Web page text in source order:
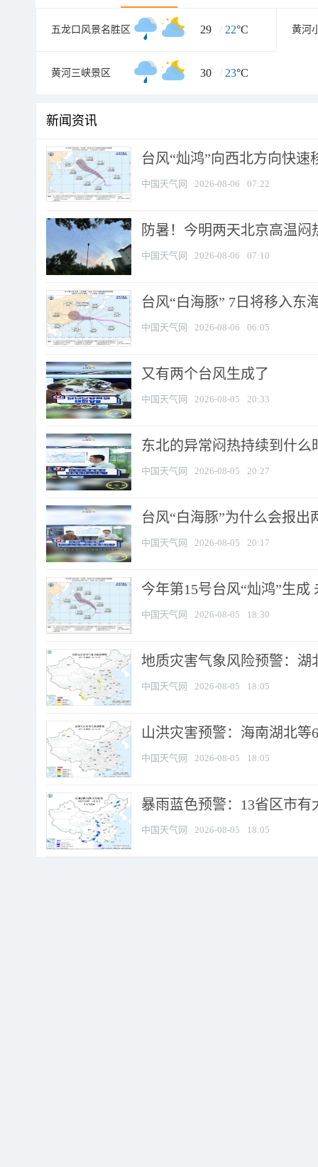
五龙口风景名胜区 29 / 22°C
黄河三峡景区 30 / 23°C
新闻资讯
台风“灿鸿”向西北方向快
中国天气网 2026-08-06 07:22
防暑！今明两天北京高温
中国天气网 2026-08-06 07:10
台风“白海豚” 7日将移入东
中国天气网 2026-08-06 06:05
又有两个台风生成了
中国天气网 2026-08-05 20:33
东北的异常闷热持续到什么
中国天气网 2026-08-05 20:27
台风“白海豚”为什么会报出
中国天气网 2026-08-05 20:17
今年第15号台风“灿鸿”生成
中国天气网 2026-08-05 18:30
地质灾害气象风险预警：湖
中国天气网 2026-08-05 18:05
山洪灾害预警：海南湖北
中国天气网 2026-08-05 18:05
暴雨蓝色预警：13省区市
中国天气网 2026-08-05 18:05